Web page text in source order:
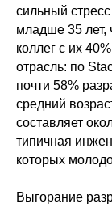
сильный
младше 35 лет,
коллег с их
отрасль: по
почти 58%
средний
составляет
типичная
которых
Выгорание